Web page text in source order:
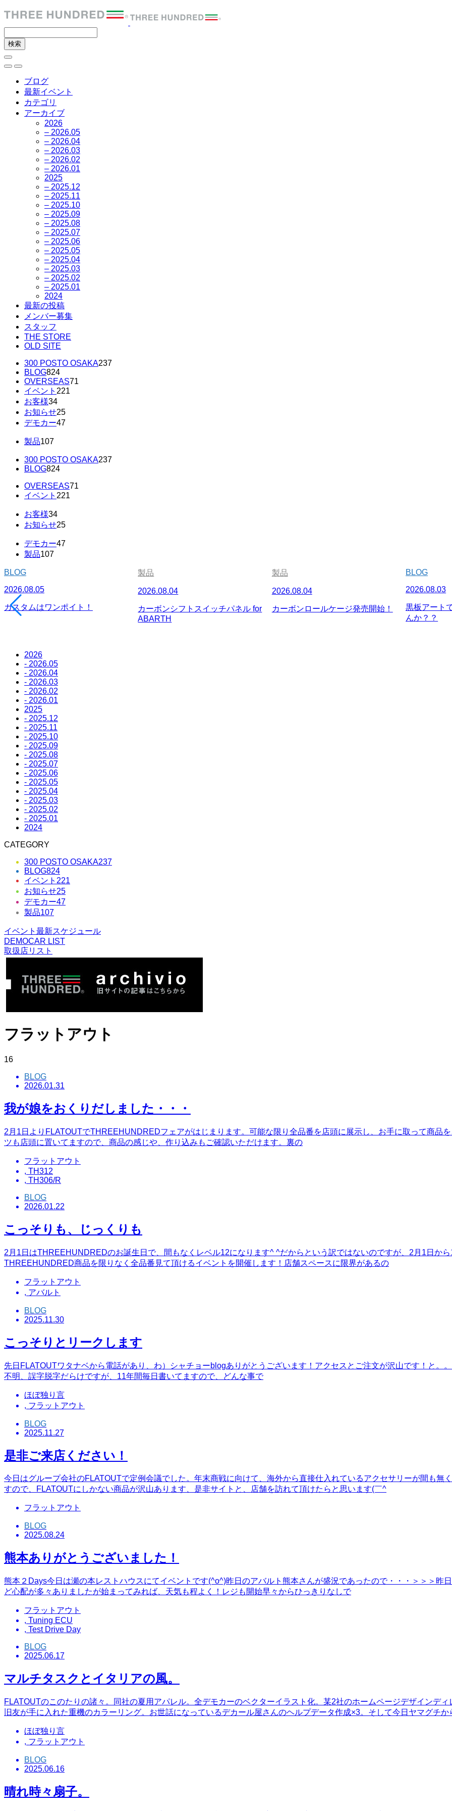
ブログ
最新イベント
カテゴリ
アーカイブ
2026
– 2026.05
– 2026.04
– 2026.03
– 2026.02
– 2026.01
2025
– 2025.12
– 2025.11
– 2025.10
– 2025.09
– 2025.08
– 2025.07
– 2025.06
– 2025.05
– 2025.04
– 2025.03
– 2025.02
– 2025.01
2024
最新の投稿
メンバー募集
スタッフ
THE STORE
OLD SITE
300 POSTO OSAKA237
BLOG824
OVERSEAS71
イベント 221
お客様34
お知らせ25
デモカー47
製品107
300 POSTO OSAKA237
BLOG824
OVERSEAS71
イベント 221
お客様34
お知らせ25
デモカー47
製品107
BLOG
2026.08.05
カスタムはワンポイト！
製品
2026.08.04
カーボンシフトスイッチパネル for
ABARTH
製品
2026.08.04
カーボンロールケージ発売開始！
BLOG
2026.08.03
黒板アート
んか？？
2026
- 2026.05
- 2026.04
- 2026.03
- 2026.02
- 2026.01
2025
- 2025.12
- 2025.11
- 2025.10
- 2025.09
- 2025.08
- 2025.07
- 2025.06
- 2025.05
- 2025.04
- 2025.03
- 2025.02
- 2025.01
2024
CATEGORY
300 POSTO OSAKA237
BLOG824
イベント 221
お知らせ25
デモカー47
製品107
イベント最新スケジュール
DEMOCAR LIST
取扱店リスト
フラットアウト
16
BLOG
2026.01.31
我が娘をおくりだしました・・・
2月1日よりFLATOUTでTHREEHUNDREDフェアがはじまります。可能な限り全品番を店頭に展示し、お手に取って商品
ツも店頭に置いてますので、商品の感じや、作り込みもご確認いただけます。裏の
フラットアウト
, TH312
, TH306/R
BLOG
2026.01.22
こっそりも、じっくりも
2月1日はTHREEHUNDREDのお誕生日で、間もなくレベル12になります^ ^だからという訳ではないのですが、2月1日から
THREEHUNDRED商品を限りなく全品番見て頂けるイベントを開催します！店舗スペースに限界があるの
フラットアウト
, アバルト
BLOG
2025.11.30
こっそりとリークします
先日FLATOUTワタナベから電話があり、わ）シャチョーblogありがとうございます！アクセスとご注文が沢山です！と。
不明、誤字脱字だらけですが、11年間毎日書いてますので、どんな事で
ほぼ独り言
, フラットアウト
BLOG
2025.11.27
是非ご来店ください！
今日はグループ会社のFLATOUTで定例会議でした。年末商戦に向けて、海外から直接仕入れているアクセサリーが間も無
すので、FLATOUTにしかない商品が沢山あります、是非サイトと、店舗を訪れて頂けたらと思います(￣^
フラットアウト
BLOG
2025.08.24
熊本ありがとうございました！
熊本２Days今日は瀬の本レストハウスにてイベントです(^o^)昨日のアバルト熊本さんが盛況であったので・・・＞＞＞昨
ど心配が多々ありましたが始まってみれば、天気も程よく！レジも開始早々からひっきりなしで
フラットアウト
, Tuning ECU
, Test Drive Day
BLOG
2025.06.17
マルチタスクとイタリアの風。
FLATOUTのこのたりの諸々。同社の夏用アパレル。全デモカーのベクターイラスト化。某2社のホームページデザインデ
旧友が手に入れた重機のカラーリング。お世話になっているデカール屋さんのヘルプデータ作成×3。そして今日ヤマグチか
ほぼ独り言
, フラットアウト
BLOG
2025.06.16
晴れ時々扇子。